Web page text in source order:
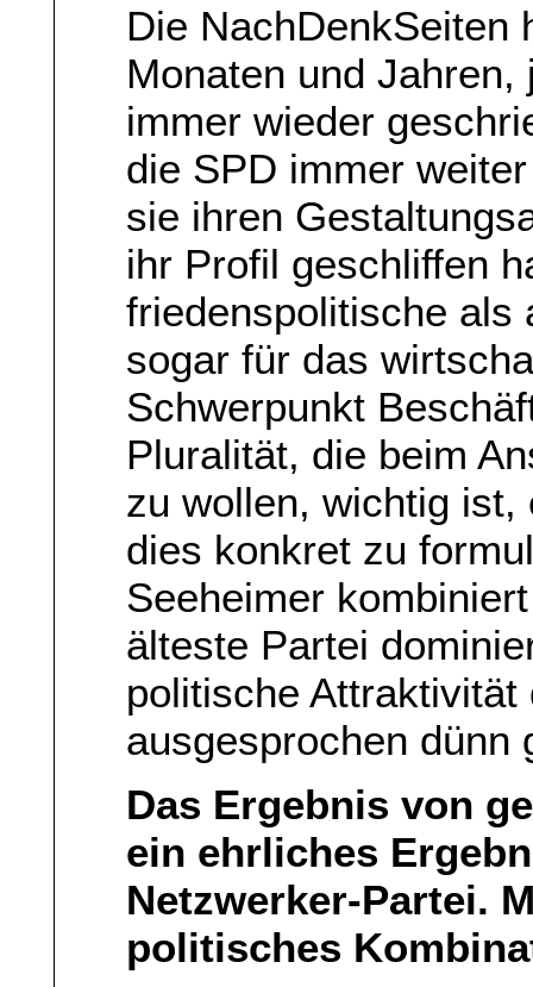
Die NachDenkSeiten
Monaten und
immer wieder
die SPD immer
sie ihren
ihr Profil geschliffen
friedenspolitische als
sogar für das
Schwerpunkt
Pluralität, die beim
zu wollen, wichtig ist,
dies konkret zu
Seeheimer
älteste Partei
politische
ausgesprochen dünn
Das Ergebnis von
ein ehrliches
Netzwerker-Partei.
politisches